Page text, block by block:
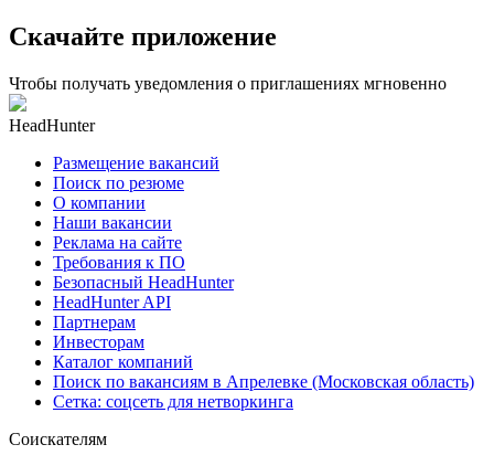
Скачайте приложение
Чтобы получать уведомления о приглашениях мгновенно
HeadHunter
Размещение вакансий
Поиск по резюме
О компании
Наши вакансии
Реклама на сайте
Требования к ПО
Безопасный HeadHunter
HeadHunter API
Партнерам
Инвесторам
Каталог компаний
Поиск по вакансиям в Апрелевке (Московская область)
Сетка: соцсеть для нетворкинга
Соискателям